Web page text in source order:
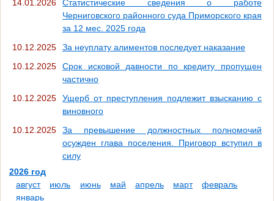
14.01.2026
Статистические сведения о работе
Черниговского районного суда Приморского края
за 12 мес. 2025 года
10.12.2025
За неуплату алиментов последует наказание
10.12.2025
Срок исковой давности по кредиту пропущен
частично
10.12.2025
Ущерб от преступления подлежит взысканию с
виновного
10.12.2025
За превышение должностных полномочий
осужден глава поселения. Приговор вступил в
силу
2026 год
август
июль июнь май апрель март
февраль
январь